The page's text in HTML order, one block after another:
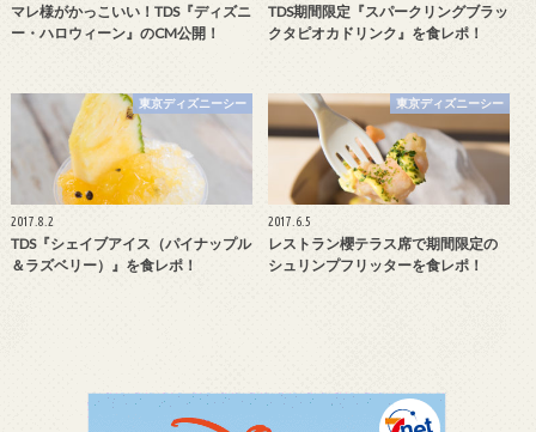
マレ様がかっこいい！TDS『ディズニ
ー・ハロウィーン』のCM公開！
TDS期間限定『スパークリングブラッ
クタピオカドリンク』を食レポ！
東京ディズニーシー
2017.8.2
TDS『シェイブアイス（パイナップル
＆ラズベリー）』を食レポ！
東京ディズニーシー
2017.6.5
レストラン櫻テラス席で期間限定の
シュリンプフリッターを食レポ！